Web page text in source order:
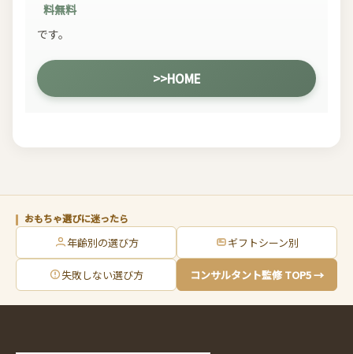
料無料
です。
>>HOME
おもちゃ選びに迷ったら
年齢別の選び方 ギフトシーン別
失敗しない選び方 コンサルタント監修 TOP5 →